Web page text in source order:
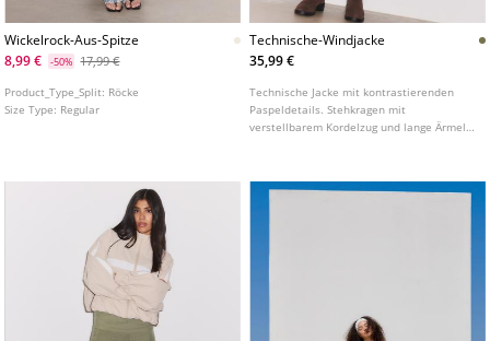
Wickelrock-Aus-Spitze
8,99 €
-50% 17,99 €
Product_Type_Split: Röcke
Size Type: Regular
Technische-Windjacke
35,99 €
Technische Jacke mit kontrastierenden
Paspeldetails. Stehkragen mit
verstellbarem Kordelzug und lange Ärmel
Vordertaschen. In verschiedenen Farben